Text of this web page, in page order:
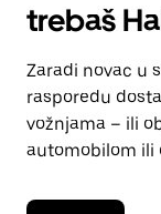
trebaš
Zaradi novac u
rasporedu
vožnjama – ili
automobilom ili